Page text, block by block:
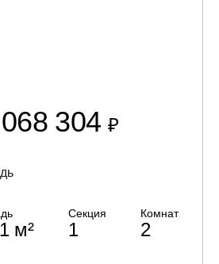
304₽
м²
Секция
1
Комнат
2